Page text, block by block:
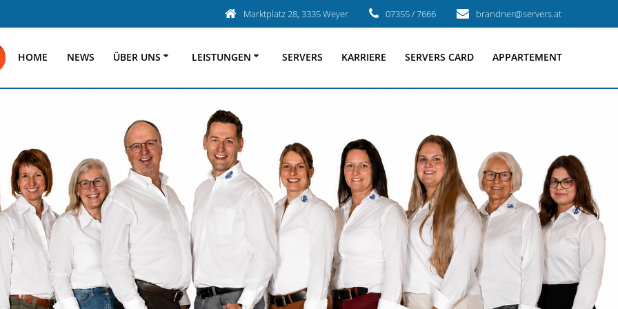
Marktplatz 28, 3335 Weyer 07355 / 7666 brandner@servers.at
HOME NEWS ÜBER UNS LEISTUNGEN SERVERS KARRIERE SERVERS CARD APPARTEMENT